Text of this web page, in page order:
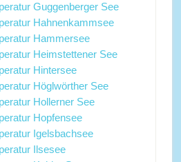
Guggenberger See
Hahnenkammsee
Hammersee
Heimstettener See
Hintersee
Höglwörther See
Hollerner See
Hopfensee
Igelsbachsee
Ilsesee